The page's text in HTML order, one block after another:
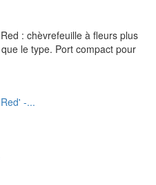
: chèvrefeuille à fleurs plus
le type. Port compact pour
-...